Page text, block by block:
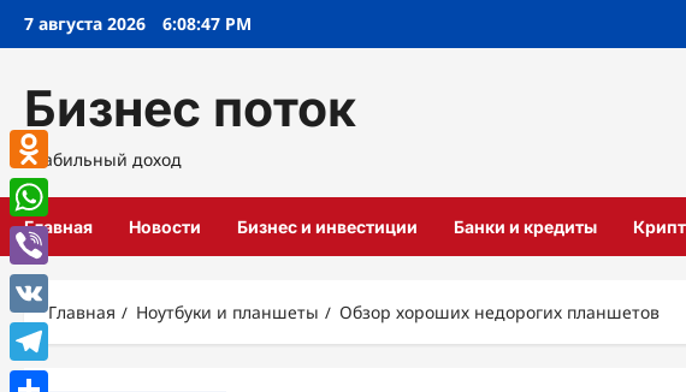
Перейти
7 августа 2026 6:08:48 PM
Бизнес поток
Стабильный доход
Главная Новости Бизнес и инвестиции Банки и кредиты
Главная Ноутбуки и планшеты Обзор хороших недорогих планшетов
Odnoklassniki
WhatsApp
Viber
VK
Telegram